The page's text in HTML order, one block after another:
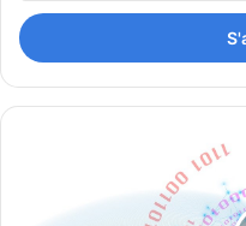
adresse
Email